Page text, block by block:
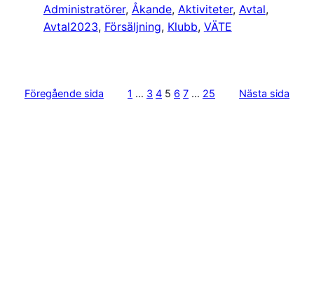
Administratörer, Åkande, Aktiviteter, Avtal ,
Avtal2023, Försäljning, Klubb, VÄTE
Föregående sida 1 … 3 4 5 6 7 … 25 Nästa sida